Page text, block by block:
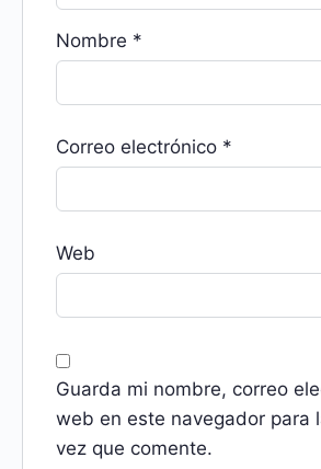
Nombre *
Correo electrónico *
Web
Guarda mi nombre, correo
web en este navegador para
vez que comente.